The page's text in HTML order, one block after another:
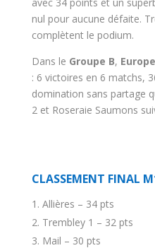
nul pour aucune défaite.
complètent le podium.
Dans le Groupe B, Europe
: 6 victoires en 6 matchs,
domination sans partage
2 et Roseraie Saumons
CLASSEMENT FINAL
Allières – 34 pts
Trembley 1 – 32 pts
Mail – 30 pts